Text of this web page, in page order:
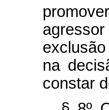
na
constar